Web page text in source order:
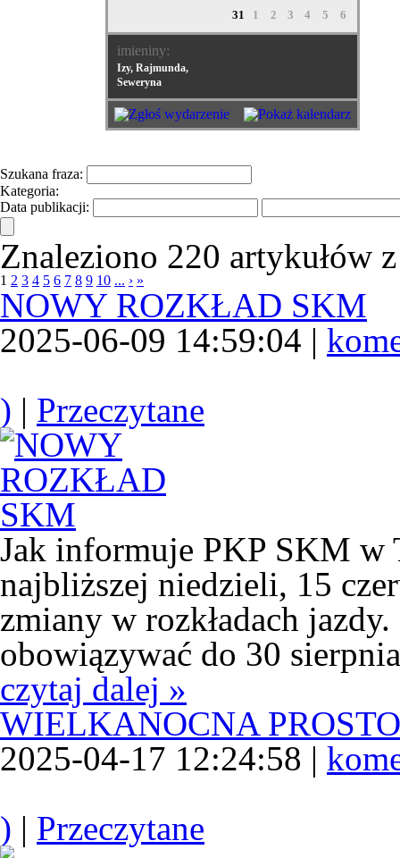
31
1 2 3 4 5 6
imieniny:
Izy, Rajmunda,
Seweryna
Szukana fraza:
Kategoria:
Data publikacji:
Znaleziono 220 artykułów
1 2 3 4 5 6 7 8 9 10 ... › »
NOWY ROZKŁAD SKM
2025-06-09 14:59:04 |
) | Przeczytane
Jak informuje PKP SKM w
najbliższej niedzieli, 15
zmiany w rozkładach
obowiązywać do 30
czytaj dalej »
WIELKANOCNA
2025-04-17 12:24:58 |
) | Przeczytane